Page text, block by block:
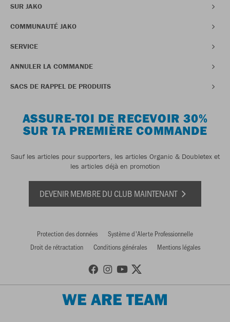
SUR JAKO
COMMUNAUTÉ JAKO
SERVICE
ANNULER LA COMMANDE
SACS DE RAPPEL DE PRODUITS
ASSURE-TOI DE RECEVOIR 30%
SUR TA PREMIÈRE COMMANDE
Sauf les articles pour supporters, les articles Organic & Doubletex et
les articles déjà en promotion
DEVENIR MEMBRE DU CLUB MAINTENANT
Protection des données
Système d'Alerte Professionnelle
Droit de rétractation
Conditions générales Mentions légales
WE ARE TEAM